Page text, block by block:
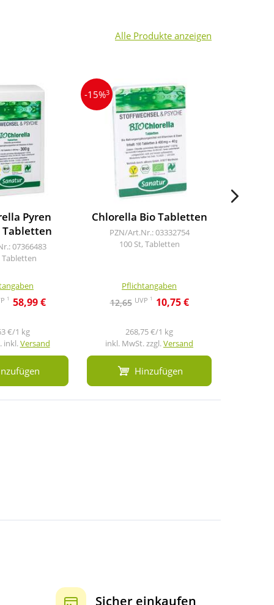
Alle Produkte anzeigen
Pyren
Tabletten
07366483
Tabletten
1 58,99 €
€/1 kg
inkl.Versand
-15%3
Chlorella Bio Tabletten
PZN/Art.Nr.: 03332754
100 St, Tabletten
Pflichtangaben
12,65 UVP 1 10,75 €
268,75 €/1 kg
inkl. MwSt. zzgl.Versand
Hinzufügen
Sicher einkaufen